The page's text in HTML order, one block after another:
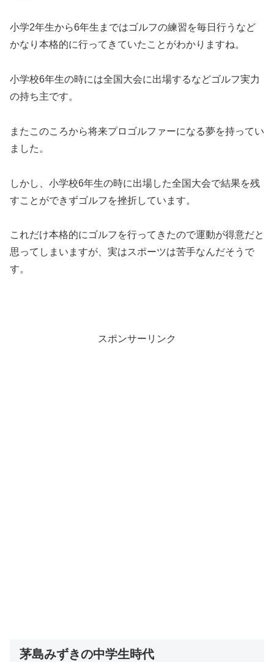
小学2年生から6年生まではゴルフの練習を毎日行うなど
かなり本格的に行ってきていたことがわかりますね。
小学校6年生の時には全国大会に出場するなどゴルフ実力
の持ち主です。
またこのころから将来プロゴルファーになる夢を持ってい
ました。
しかし、小学校6年生の時に出場した全国大会で結果を残
すことができずゴルフを挫折しています。
これだけ本格的にゴルフを行ってきたので運動が得意だと
思ってしまいますが、実はスポーツは苦手なんだそうで
す。
スポンサーリンク
茅島みずきの中学生時代